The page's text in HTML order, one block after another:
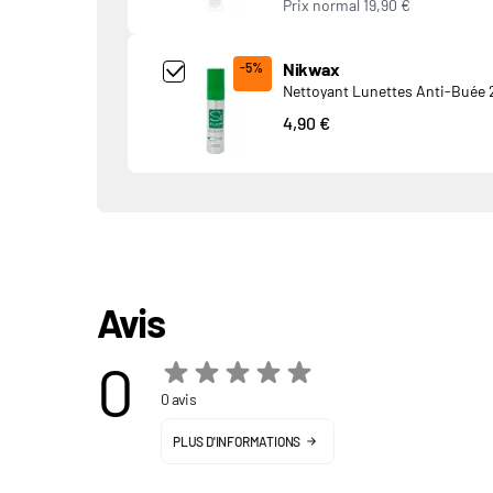
Prix normal 19,90 €
Add Product MjkwNDA= undefined
-5% Nikwax
Nettoyant Lunettes Anti-Buée
4,90 €
Avis
0 0 avis
PLUS D'INFORMATIONS